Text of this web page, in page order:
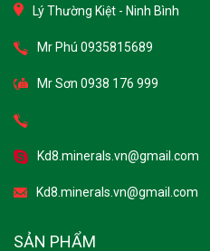
Lý Thường Kiệt - Ninh Bình
Mr Phú 0935815689
Mr Sơn 0938 176 999
Kd8.minerals.vn@gmail.com
Kd8.minerals.vn@gmail.com
SẢN PHẨM